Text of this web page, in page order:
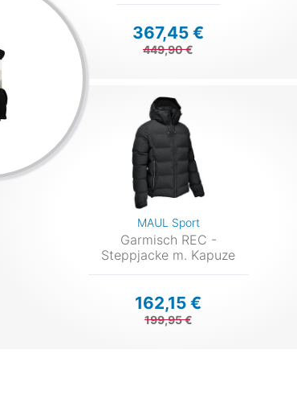
367,45 €
449,90 €
MAUL Sport
Garmisch REC -
Steppjacke m. Kapuze
162,15 €
199,95 €